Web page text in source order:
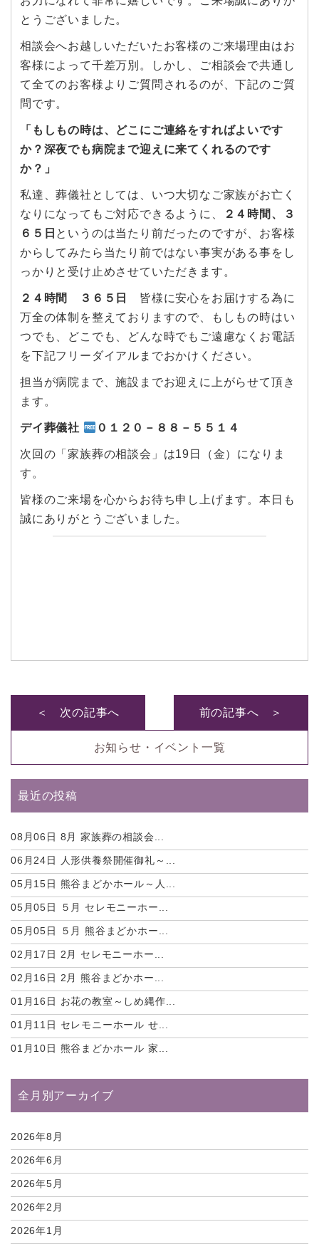
とうございました。
相談会へお越しいただいたお客様のご来場理由はお
客様によって千差万別。しかし、ご相談会で共通し
て全てのお客様よりご質問されるのが、下記のご質
問です。
「もしもの時は、どこにご連絡をすればよいです
か？深夜でも病院まで迎えに来てくれるのです
か？」
私達、葬儀社としては、いつ大切なご家族がお亡く
なりになってもご対応できるように、
２４時間、３
６５日 というのは当たり前だったのですが、お客様
からしてみたら当たり前ではない事実がある事をし
っかりと受け止めさせていただきます。
２４時間 ３６５日 皆様に安心をお届けする為に
万全の体制を整えておりますので、もしもの時はい
つでも、どこでも、どんな時でもご遠慮なくお電話
を下記フリーダイアルまでおかけください。
担当が病院まで、施設までお迎えに上がらせて頂き
ます。
デイ葬儀社 ０１２０－８８－５５１４
次回の「家族葬の相談会」は19日（金）になりま
す。
皆様のご来場を心からお待ち申し上げます。本日も
誠にありがとうございました。
＜ 次の記事へ
お知らせ・イベント一覧
前の記事へ ＞
最近の投稿
08月06日 8月 家族葬の相談会...
06月24日 人形供養祭開催御礼～...
05月15日 熊谷まどかホール～人...
05月05日 ５月 セレモニーホー...
05月05日 ５月 熊谷まどかホー...
02月17日 2月 セレモニーホー...
02月16日 2月 熊谷まどかホー...
01月16日 お花の教室～しめ縄作...
01月11日 セレモニーホール せ...
01月10日 熊谷まどかホール 家...
全月別アーカイブ
2026年8月
2026年6月
2026年5月
2026年2月
2026年1月